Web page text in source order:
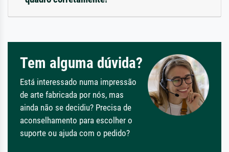
Tem alguma dúvida?
Está interessado numa impressão
de arte fabricada por nós, mas
ainda não se decidiu? Precisa de
aconselhamento para escolher o
suporte ou ajuda com o pedido?